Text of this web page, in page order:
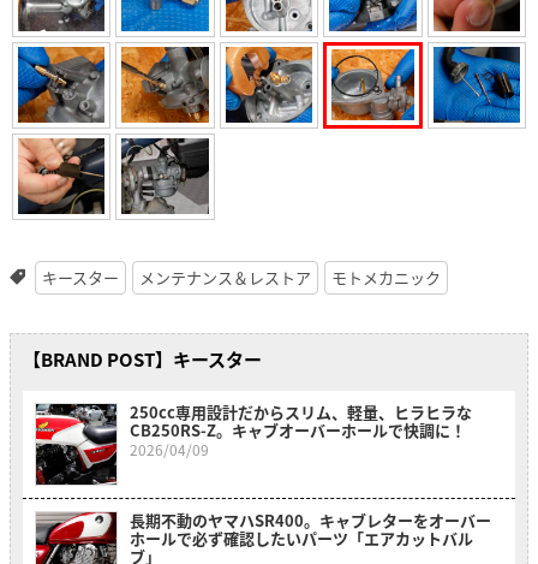
キースター メンテナンス＆レストア モトメカニック
【BRAND POST】キースター
250cc専用設計だからスリム、軽量、ヒラヒラな
CB250RS-Z。キャブオーバーホールで快調に！
2026/04/09
長期不動のヤマハSR400。キャブレターをオーバー
ホールで必ず確認したいパーツ「エアカットバル
ブ」